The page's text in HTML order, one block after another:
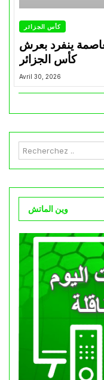
كأس الجزائر
ينفرد بعرش
كأس الجزائر
Avril 30, 2026
وين الماتش